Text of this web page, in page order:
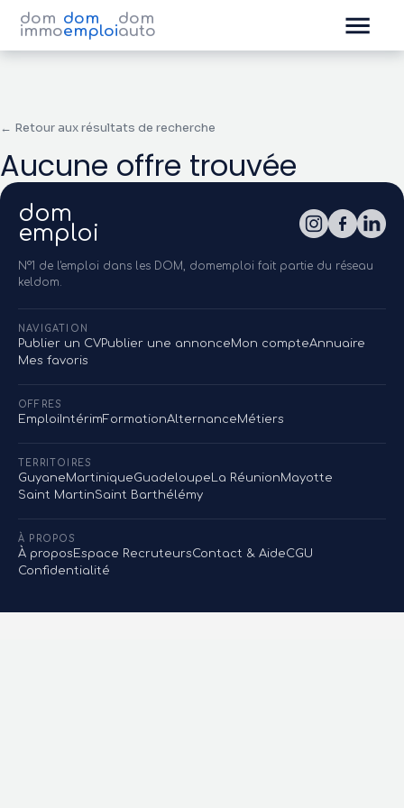
dom
immo
dom
emploi
dom
auto
← Retour aux résultats de recherche
Aucune offre trouvée
dom
emploi
N°1 de l'emploi dans les DOM, domemploi fait partie du réseau
keldom.
NAVIGATION
Publier un CVPublier une annonceMon compteAnnuaire
Mes favoris
OFFRES
EmploiIntérimFormationAlternanceMétiers
TERRITOIRES
GuyaneMartiniqueGuadeloupe La RéunionMayotte
Saint MartinSaint Barthélémy
À PROPOS
À propos Espace RecruteursContact & AideCGU
Confidentialité